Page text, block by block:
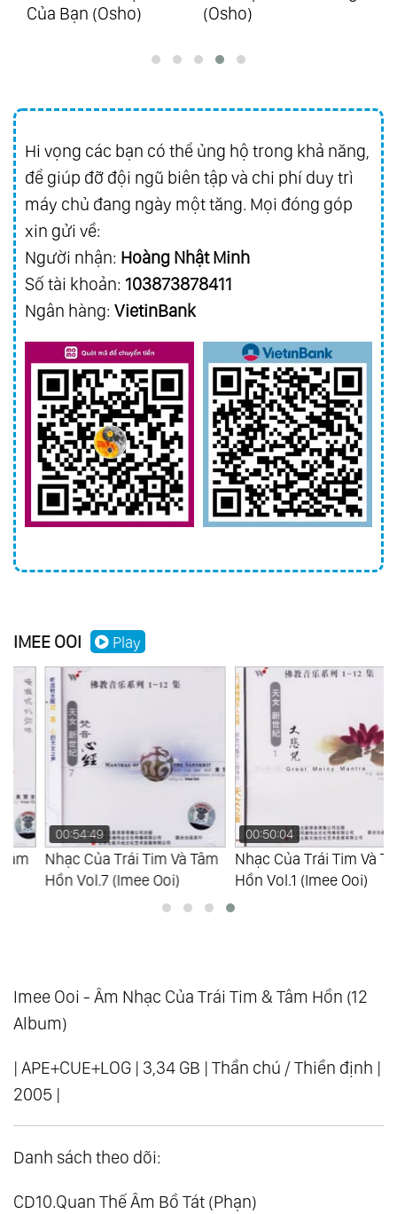
Của Bạn (Osho)
(Osho)
Hi vọng các bạn có thể ủng hộ trong khả năng,
để giúp đỡ đội ngũ biên tập và chi phí duy trì
máy chủ đang ngày một tăng. Mọi đóng góp
xin gửi về:
Người nhận: Hoàng Nhật Minh
Số tài khoản: 103873878411
Ngân hàng: VietinBank
IMEE OOI Play
00:54:49
Nhạc Của Trái Tim Và Tâm
Hồn Vol.7 (Imee Ooi)
00:50:04
Nhạc Của Trái Tim Và Tâm
Hồn Vol.1 (Imee Ooi)
Imee Ooi - Âm Nhạc Của Trái Tim & Tâm Hồn (12
Album)
| APE+CUE+LOG | 3,34 GB | Thần chú / Thiền định |
2005 |
Danh sách theo dõi:
CD10.Quan Thế Âm Bồ Tát (Phạn)